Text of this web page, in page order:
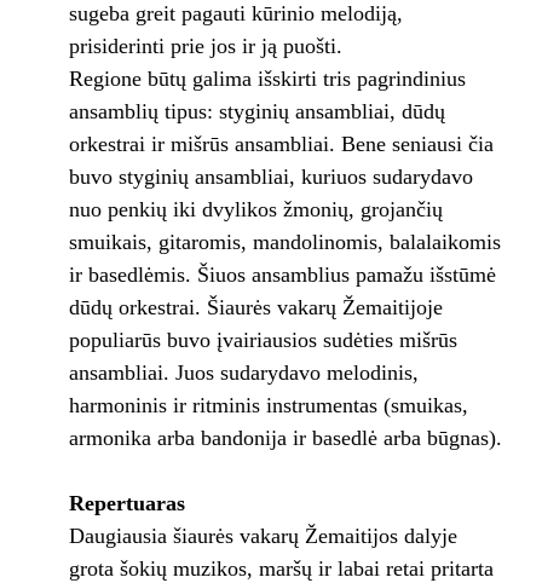
sugeba greit pagauti kūrinio melodiją,
prisiderinti prie jos ir ją puošti.
Regione būtų galima išskirti tris pagrindinius
ansamblių tipus: styginių ansambliai, dūdų
orkestrai ir mišrūs ansambliai. Bene seniausi čia
buvo styginių ansambliai, kuriuos sudarydavo
nuo penkių iki dvylikos žmonių, grojančių
smuikais, gitaromis, mandolinomis, balalaikomis
ir basedlėmis. Šiuos ansamblius pamažu išstūmė
dūdų orkestrai. Šiaurės vakarų Žemaitijoje
populiarūs buvo įvairiausios sudėties mišrūs
ansambliai. Juos sudarydavo melodinis,
harmoninis ir ritminis instrumentas (smuikas,
armonika arba bandonija ir basedlė arba būgnas).
Repertuaras
Daugiausia šiaurės vakarų Žemaitijos dalyje
grota šokių muzikos, maršų ir labai retai pritarta